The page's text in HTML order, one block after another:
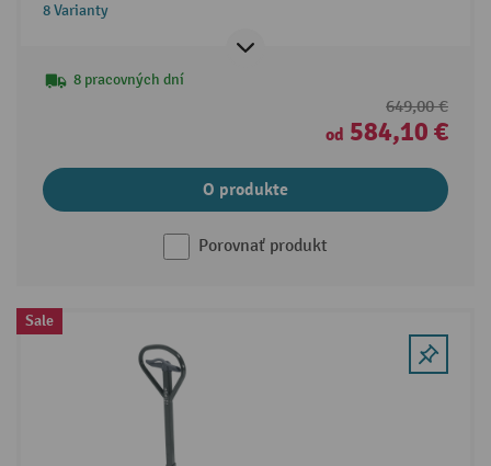
8 Varianty
8 pracovných dní
649,00 €
od 584,10 €
O produkte
Porovnať produkt
Sale